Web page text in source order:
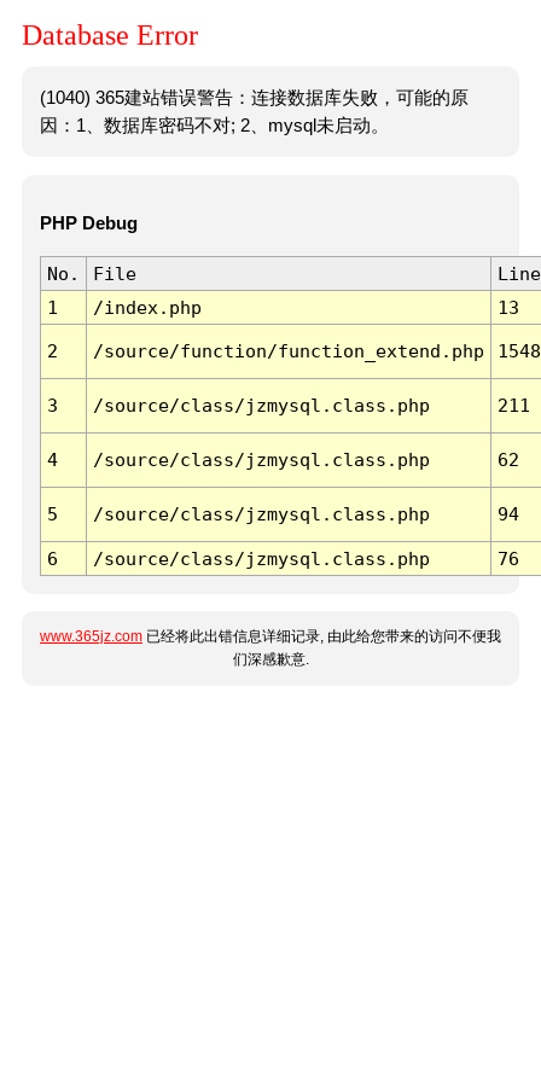
Database Error
(1040) 365建站错误警告：连接数据库失败，可能的原
因：1、数据库密码不对; 2、mysql未启动。
PHP Debug
No. File
Line
1
/index.php 13
2 /source/function/function_extend.php 1548
3 /source/class/jzmysql.class.php 211
4 /source/class/jzmysql.class.php 62
5 /source/class/jzmysql.class.php 94
6 /source/class/jzmysql.class.php 76
www.365jz.com 已经将此出错信息详细记录, 由此给您带来的访问不便我
们深感歉意.